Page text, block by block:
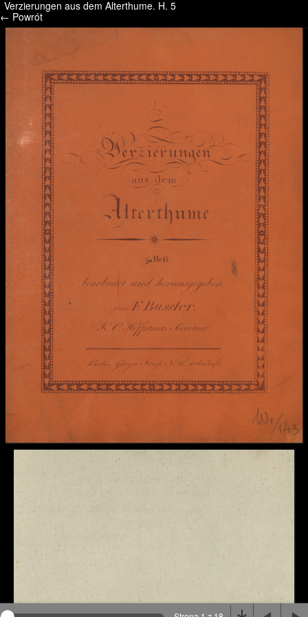
/* */ /* */ /* pliki_strona_po_stronie */
Verzierungen aus dem Alterthume. H. 5
← Powrót
Na stronie wykorzystywane są pliki cookie, bądź
podobne rozwiązania. Aby poznać szczegóły zapoznaj
polityką prywatności
Rozumiem